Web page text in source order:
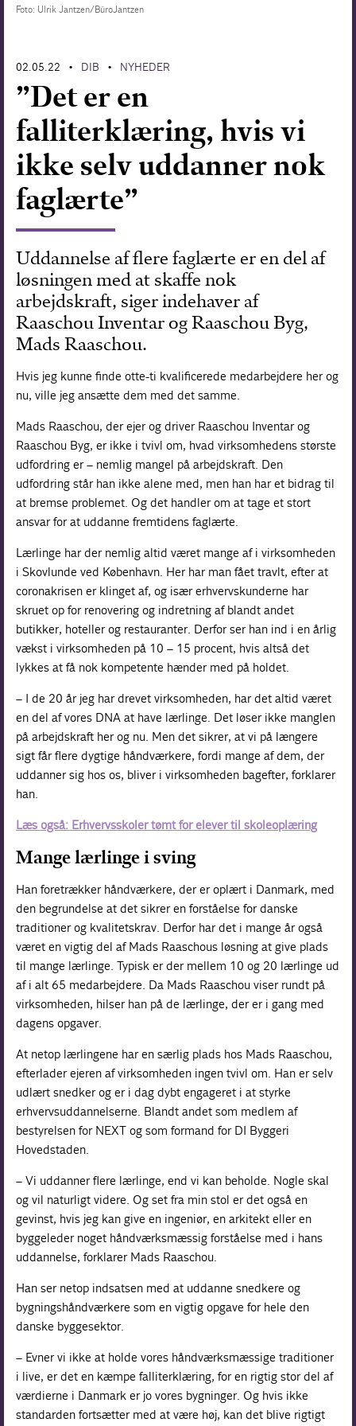
Foto: Ulrik Jantzen/BüroJantzen
02.05.22 • DIB • NYHEDER
”Det er en
falliterklæring, hvis vi
ikke selv uddanner nok
faglærte”
Uddannelse af flere faglærte er en del af
løsningen med at skaffe nok
arbejdskraft, siger indehaver af
Raaschou Inventar og Raaschou Byg,
Mads Raaschou.
Hvis jeg kunne finde otte-ti kvalificerede medarbejdere her og
nu, ville jeg ansætte dem med det samme.
Mads Raaschou, der ejer og driver Raaschou Inventar og
Raaschou Byg, er ikke i tvivl om, hvad virksomhedens største
udfordring er – nemlig mangel på arbejdskraft. Den
udfordring står han ikke alene med, men han har et bidrag til
at bremse problemet. Og det handler om at tage et stort
ansvar for at uddanne fremtidens faglærte.
Lærlinge har der nemlig altid været mange af i virksomheden
i Skovlunde ved København. Her har man fået travlt, efter at
coronakrisen er klinget af, og især erhvervskunderne har
skruet op for renovering og indretning af blandt andet
butikker, hoteller og restauranter. Derfor ser han ind i en årlig
vækst i virksomheden på 10 – 15 procent, hvis altså det
lykkes at få nok kompetente hænder med på holdet.
– I de 20 år jeg har drevet virksomheden, har det altid været
en del af vores DNA at have lærlinge. Det løser ikke manglen
på arbejdskraft her og nu. Men det sikrer, at vi på længere
sigt får flere dygtige håndværkere, fordi mange af dem, der
uddanner sig hos os, bliver i virksomheden bagefter, forklarer
han.
Læs også: Erhvervsskoler tømt for elever til skoleoplæring
Mange lærlinge i sving
Han foretrækker håndværkere, der er oplært i Danmark, med
den begrundelse at det sikrer en forståelse for danske
traditioner og kvalitetskrav. Derfor har det i mange år også
været en vigtig del af Mads Raaschous løsning at give plads
til mange lærlinge. Typisk er der mellem 10 og 20 lærlinge ud
af i alt 65 medarbejdere. Da Mads Raaschou viser rundt på
virksomheden, hilser han på de lærlinge, der er i gang med
dagens opgaver.
At netop lærlingene har en særlig plads hos Mads Raaschou,
efterlader ejeren af virksomheden ingen tvivl om. Han er selv
udlært snedker og er i dag dybt engageret i at styrke
erhvervsuddannelserne. Blandt andet som medlem af
bestyrelsen for NEXT og som formand for DI Byggeri
Hovedstaden.
– Vi uddanner flere lærlinge, end vi kan beholde. Nogle skal
og vil naturligt videre. Og set fra min stol er det også en
gevinst, hvis jeg kan give en ingeniør, en arkitekt eller en
byggeleder noget håndværksmæssig forståelse med i hans
uddannelse, forklarer Mads Raaschou.
Han ser netop indsatsen med at uddanne snedkere og
bygningshåndværkere som en vigtig opgave for hele den
danske byggesektor.
– Evner vi ikke at holde vores håndværksmæssige traditioner
i live, er det en kæmpe falliterklæring, for en rigtig stor del af
værdierne i Danmark er jo vores bygninger. Og hvis ikke
standarden fortsætter med at være høj, kan det blive rigtigt